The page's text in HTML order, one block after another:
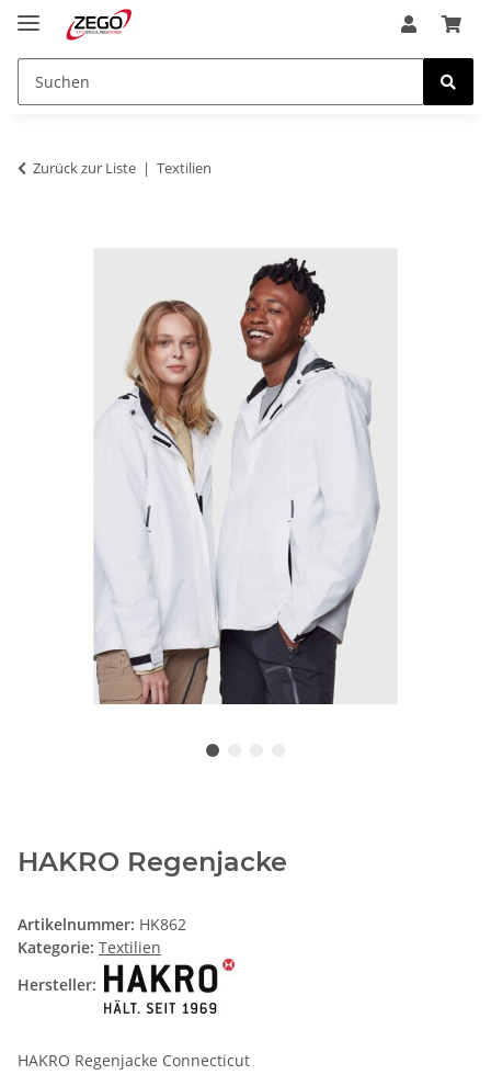
Zurück zur Liste Textilien
HAKRO Regenjacke
Artikelnummer: HK862
Kategorie: Textilien
Hersteller:
HAKRO Regenjacke Connecticut